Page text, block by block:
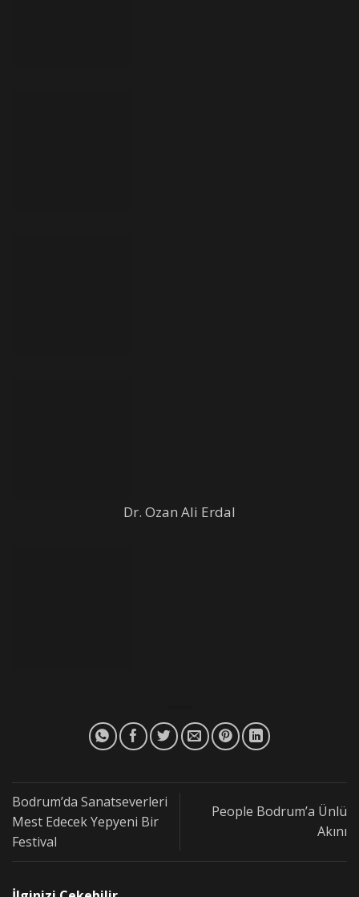
Dr. Ozan Ali Erdal
Bodrum’da Sanatseverleri
Mest Edecek Yepyeni Bir
Festival
People Bodrum’a Ünlü
Akını